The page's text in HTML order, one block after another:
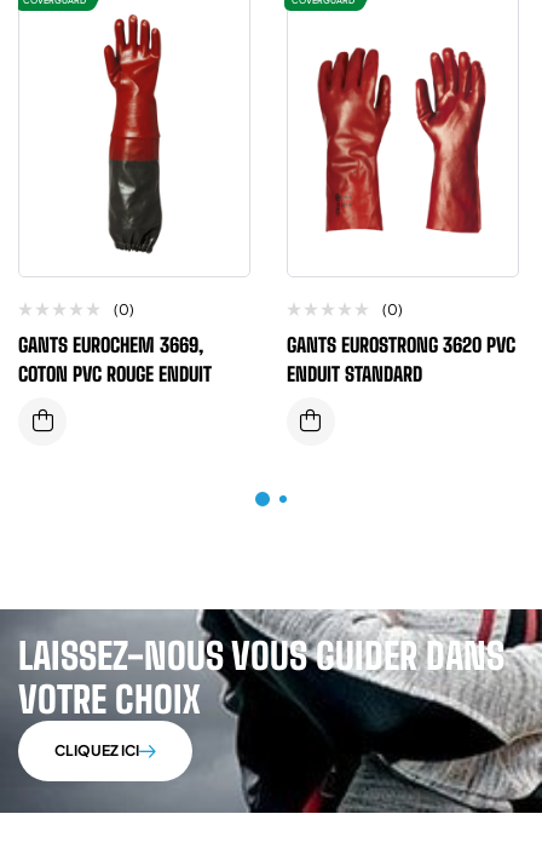
(0)
GANTS EUROCHEM 3669,
COTON PVC ROUGE ENDUIT
(0)
GANTS EUROSTRONG 3620 PVC
ENDUIT STANDARD
LAISSEZ-NOUS VOUS GUIDER DANS
VOTRE CHOIX
CLIQUEZ ICI